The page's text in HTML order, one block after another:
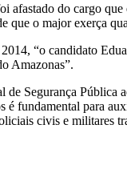
do cargo
que o major exerça
“o candidato
Amazonas”.
Segurança
fundamental para
civis e militares